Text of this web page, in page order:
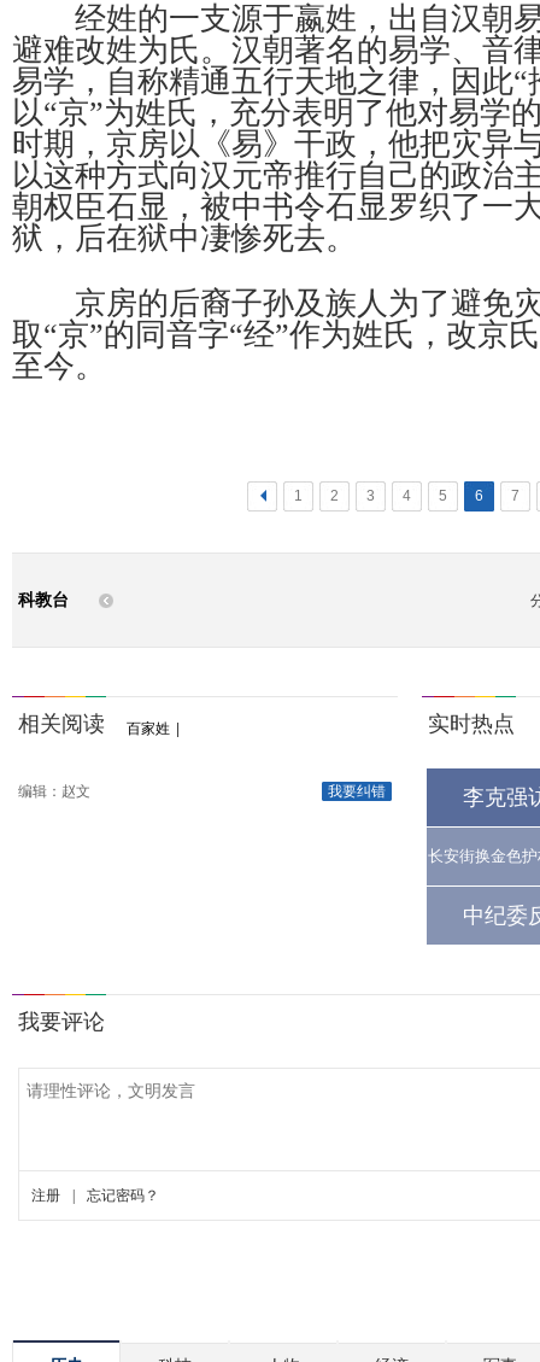
经姓的一支源于嬴姓，出自汉朝
避难改姓为氏。汉朝著名的易学、音
易学，自称精通五行天地之律，因此“
以“京”为姓氏，充分表明了他对易学
时期，京房以《易》干政，他把灾异
以这种方式向汉元帝推行自己的政治
朝权臣石显，被中书令石显罗织了一
狱，后在狱中凄惨死去。
京房的后裔子孙及族人为了避免
取“京”的同音字“经”作为姓氏，改京
至今。
< 1 2 3 4 5 6 7
科教台
相关阅读 百家姓
我要纠错
编辑：赵文
实时热点
李克强
长安街换金色
中纪委